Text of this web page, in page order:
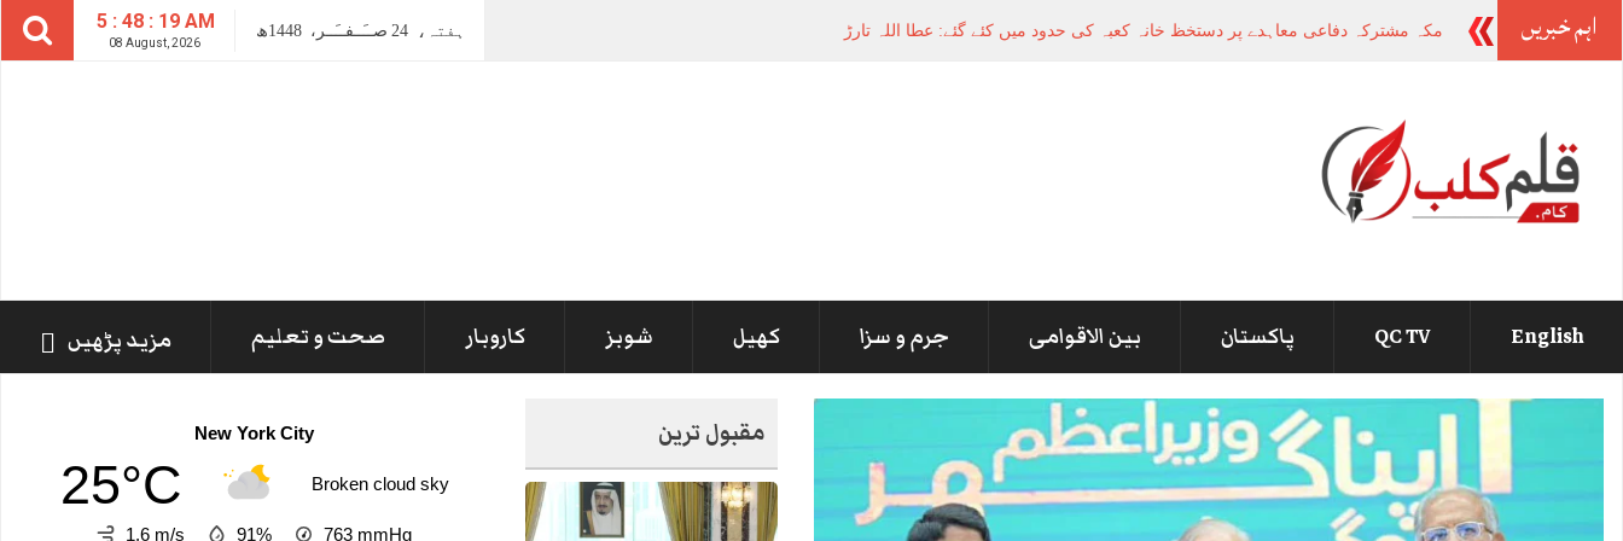
5 : 48 : 21 AM
08 August, 2026
ہفتہ، 24 صــَــفــَــر، 1448ھ اہم خبریں وزیراعظم سے_
English
QC TV پاکستان بین الاقوامی جرم و سزا کھیل شوبز کاروبار صحت و تعلیم مزید پڑھیں
مقبول ترین New York City
25°C Broken cloud sky
1.6 m/s 91% 763 mmHg